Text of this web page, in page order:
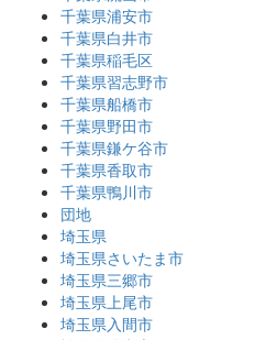
千葉県浦安市
千葉県白井市
千葉県稲毛区
千葉県習志野市
千葉県船橋市
千葉県野田市
千葉県鎌ケ谷市
千葉県香取市
千葉県鴨川市
団地
埼玉県
埼玉県さいたま市
埼玉県三郷市
埼玉県上尾市
埼玉県入間市